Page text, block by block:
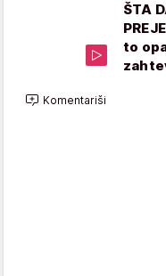
ŠTA
to
Komentariši